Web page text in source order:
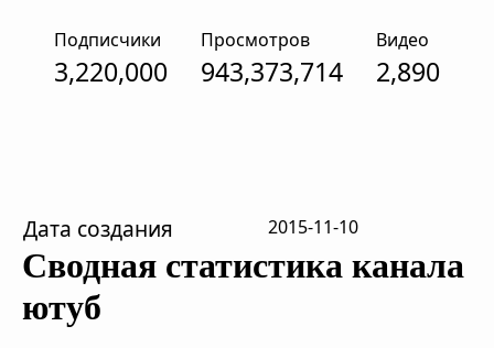
Подписчики
3,220,000
Просмотров
943,373,714
Видео
2,890
Дата создания 2015-11-10
Сводная статистика канала
ютуб